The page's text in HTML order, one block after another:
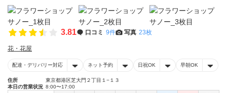
3.81 口コミ 9件 写真 23枚
花・花屋
配達・デリバリー対応 ネット予約 日祝OK 早朝OK
住所
東京都港区芝大門２丁目１−１３
本日の営業状況 8:00〜17:00